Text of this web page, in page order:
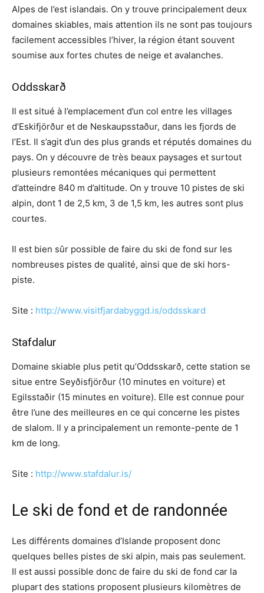
Alpes de l’est islandais. On y trouve principalement deux
domaines skiables, mais attention ils ne sont pas toujours
facilement accessibles l’hiver, la région étant souvent
soumise aux fortes chutes de neige et avalanches.
Oddsskarð
Il est situé à l’emplacement d’un col entre les villages
d’Eskifjörður et de Neskaupsstaður, dans les fjords de
l’Est. Il s’agit d’un des plus grands et réputés domaines du
pays. On y découvre de très beaux paysages et surtout
plusieurs remontées mécaniques qui permettent
d’atteindre 840 m d’altitude. On y trouve 10 pistes de ski
alpin, dont 1 de 2,5 km, 3 de 1,5 km, les autres sont plus
courtes.
Il est bien sûr possible de faire du ski de fond sur les
nombreuses pistes de qualité, ainsi que de ski hors-
piste.
Site : http://www.visitfjardabyggd.is/oddsskard
Stafdalur
Domaine skiable plus petit qu’Oddsskarð, cette station se
situe entre Seyðisfjörður (10 minutes en voiture) et
Egilsstaðir (15 minutes en voiture). Elle est connue pour
être l’une des meilleures en ce qui concerne les pistes
de slalom. Il y a principalement un remonte-pente de 1
km de long.
Site : http://www.stafdalur.is/
Le ski de fond et de randonnée
Les différents domaines d’Islande proposent donc
quelques belles pistes de ski alpin, mais pas seulement.
Il est aussi possible donc de faire du ski de fond car la
plupart des stations proposent plusieurs kilomètres de